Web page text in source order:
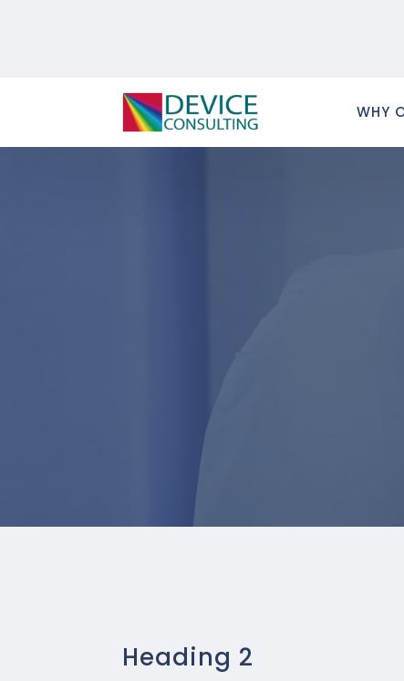
WHY
Heading 2